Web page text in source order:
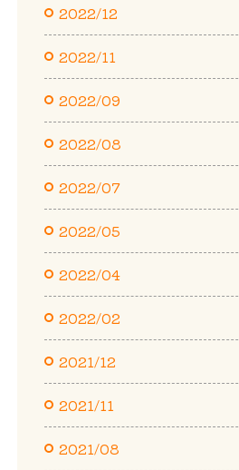
2022/12
2022/11
2022/09
2022/08
2022/07
2022/05
2022/04
2022/02
2021/12
2021/11
2021/08